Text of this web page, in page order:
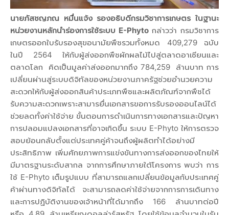
นายภัสชญภณ หมื่นแจ้ง รองอธิบดีกรมวิชาการเกษตร ในฐานะ
หน่วยงานหลักนำร่องการใช้ระบบ E-Phyto กล่าวว่า กรมวิชาการ
เกษตรออกใบรับรองสุขอนามัยพืชรวมทั้งหมด 409,279 ฉบับ
ในปี 2564 ให้กับผู้ส่งออกพืชผักผลไม้ไปสู่ตลาดอาเซียนและ
ตลาดโลก คิดเป็นมูลค่าส่งออกมากถึง 784,259 ล้านบาท การ
เปลี่ยนผ่านสู่ระบบดิจิทัลของหน่วยงานภาครัฐช่วยอำนวยความ
สะดวกให้กับผู้ส่งออกสินค้าประเภทพืชและผลิตภัณฑ์จากพืชได้
รับความสะดวกเพราะสามารยื่นเอกสารขอการรับรองออนไลน์ได้
ช่วยลดทั้งค่าใช้จ่าย ขั้นตอนการดำเนินการทางเอกสารและปัญหา
การปลอมแปลงเอกสารที่อาจเกิดขึ้น ระบบ E-Phyto ให้การตรวจ
สอบย้อนกลับตั้งแต่ประเทศคู่ค้าจนถึงผู้ผลิตทำได้อย่างมี
ประสิทธิภาพ เพิ่มศักยภาพการแข่งขันทางการส่งออกของไทยให้
มีมาตรฐานระดับสากล จากการศึกษาภายใต้โครงการ พบว่า การ
ใช้ E-Phyto เต็มรูปแบบ ที่สามารถแลกเปลี่ยนข้อมูลกับประเทศคู่
ค้าผ่านทางดิจิทัลได้ จะสามารถลดค่าใช้จ่ายจากการการเดินทาง
และการปฏิบัติงานของเจ้าหน้าที่ได้มากถึง 166 ล้านบาทต่อปี